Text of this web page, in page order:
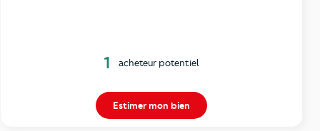
1 acheteur potentiel
Estimer mon bien